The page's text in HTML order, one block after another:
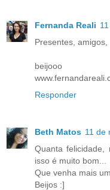
Fernanda Reali
Presentes,
beijooo
Responder
Beth Matos 11 de
Quanta
isso é muito bom...
Que venha mais
Beijos :]